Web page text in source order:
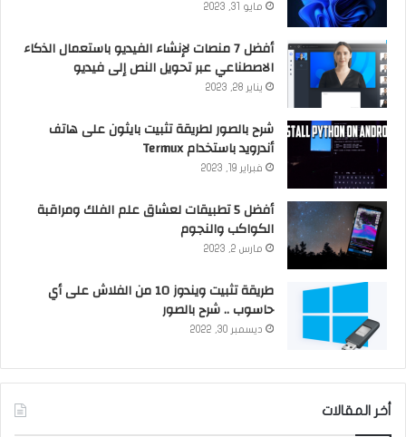
مايو 31, 2023
أفضل 7 منصات لإنشاء الفيديو باستعمال الذكاء
الاصطناعي عبر تحويل النص إلى فيديو
يناير 28, 2023
شرح بالصور لطريقة تثبيت بايثون على هاتف
أندرويد باستخدام Termux
فبراير 19, 2023
أفضل 5 تطبيقات لعشاق علم الفلك ومراقبة
الكواكب والنجوم
مارس 2, 2023
طريقة تثبيت ويندوز 10 من الفلاش على أي
حاسوب .. شرح بالصور
ديسمبر 30, 2022
أخر المقالات